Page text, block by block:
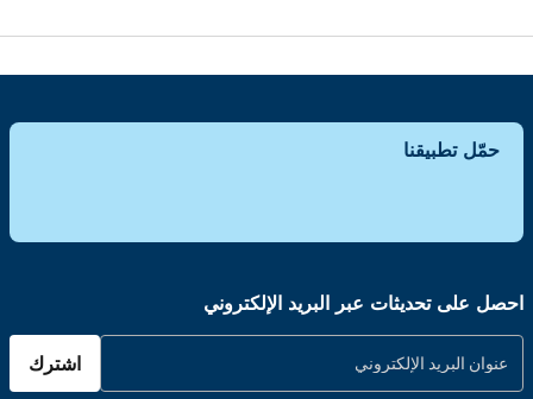
حمّل تطبيقنا
احصل على تحديثات عبر البريد الإلكتروني
اشترك